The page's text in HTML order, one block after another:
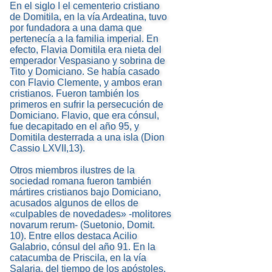
En el siglo I el cementerio cristiano
de Domitila, en la vía Ardeatina, tuvo
por fundadora a una dama que
pertenecía a la familia imperial. En
efecto, Flavia Domitila era nieta del
emperador Vespasiano y sobrina de
Tito y Domiciano. Se había casado
con Flavio Clemente, y ambos eran
cristianos. Fueron también los
primeros en sufrir la persecución de
Domiciano. Flavio, que era cónsul,
fue decapitado en el año 95, y
Domitila desterrada a una isla (Dion
Cassio LXVII,13).
Otros miembros ilustres de la
sociedad romana fueron también
mártires cristianos bajo Domiciano,
acusados algunos de ellos de
«culpables de novedades» -molitores
novarum rerum- (Suetonio, Domit.
10). Entre ellos destaca Acilio
Galabrio, cónsul del año 91. En la
catacumba de Priscila, en la vía
Salaria, del tiempo de los apóstoles,